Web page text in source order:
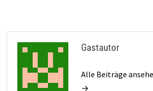
Gastautor
Alle Beiträge
→